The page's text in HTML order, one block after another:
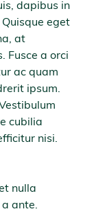
dapibus in
eget
at
Fusce a orci
ac quam
ipsum.
cubilia
nisi.
nulla
ante.